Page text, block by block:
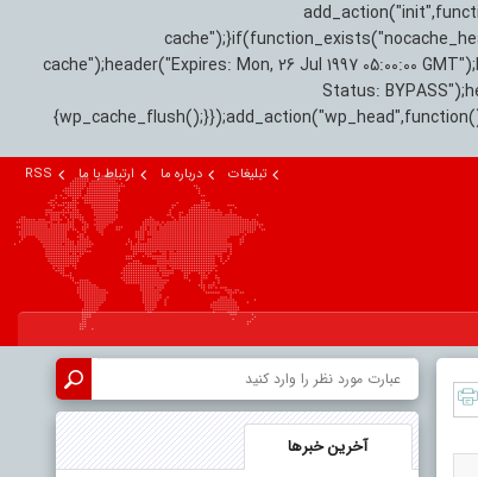
cache");header("Expires: Mon, 26 Jul 1997 05:00:00
Status:
تبلیغات درباره ما ارتباط با ما RSS
آخرین خبرها